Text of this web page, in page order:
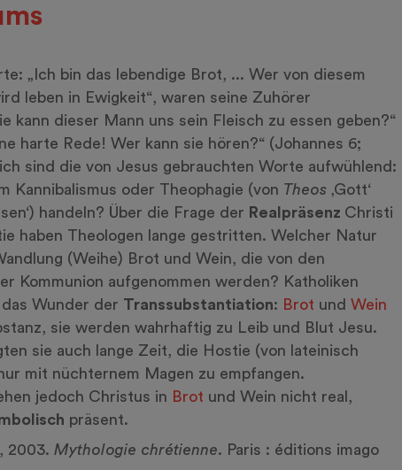
„Ich bin das lebendige Brot, ... Wer von diesem
leben in Ewigkeit“, waren seine Zuhörer
kann dieser Mann uns sein Fleisch zu essen geben?“
harte Rede! Wer kann sie hören?“ (Johannes 6;
sind die von Jesus gebrauchten Worte aufwühlend:
Kannibalismus oder Theophagie (von Theos ‚Gott‘
handeln? Über die Frage der Realpräsenz Christi
haben Theologen lange gestritten. Welcher Natur
(Weihe) Brot und Wein, die von den
Kommunion aufgenommen werden? Katholiken
Wunder der Transsubstantiation: Brot und Wein
sie werden wahrhaftig zu Leib und Blut Jesu.
sie auch lange Zeit, die Hostie (von lateinisch
nur mit nüchternem Magen zu empfangen.
jedoch Christus in Brot und Wein nicht real,
präsent.
2003. Mythologie chrétienne. Paris : éditions imago